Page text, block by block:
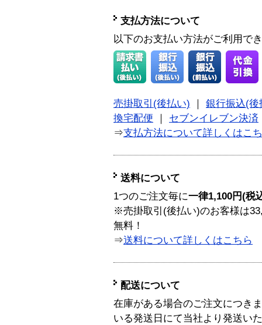
支払方法について
以下のお支払い方法がご利用で
売掛取引(後払い)
銀行振込(後
換宅配便
セブンイレブン決済
⇒支払方法について詳しくはこ
送料について
1つのご注文毎に一律1,100円(税
※売掛取引(後払い)のお客様は
無料！
⇒送料について詳しくはこちら
配送について
在庫がある場合のご注文につき
いる発送日にて当社より発送い